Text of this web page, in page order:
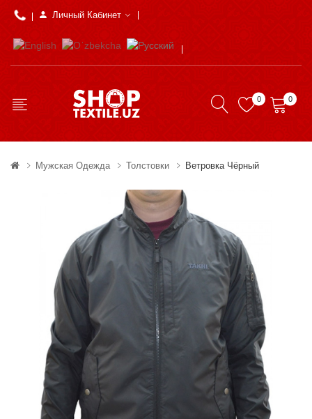
Личный Кабинет
0 0
Мужская Одежда Толстовки Ветровка Чёрный